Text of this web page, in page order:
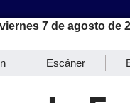
viernes 7 de agosto de
Escáner